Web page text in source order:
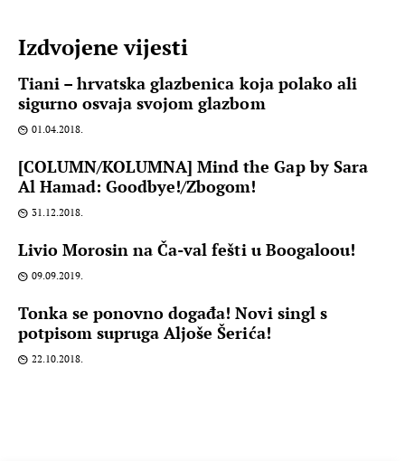
Izdvojene vijesti
Tiani – hrvatska glazbenica koja polako ali
sigurno osvaja svojom glazbom
01.04.2018.
[COLUMN/KOLUMNA] Mind the Gap by Sara
Al Hamad: Goodbye!/Zbogom!
31.12.2018.
Livio Morosin na Ča-val fešti u Boogaloou!
09.09.2019.
Tonka se ponovno događa! Novi singl s
potpisom supruga Aljoše Šerića!
22.10.2018.